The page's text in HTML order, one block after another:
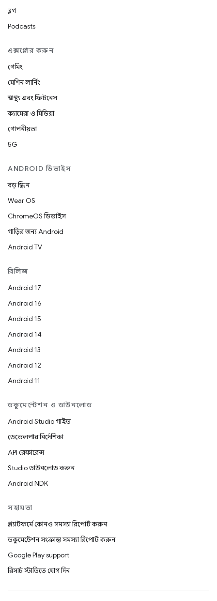
ব্লগ
Podcasts
এক্সপ্লোর করুন
গেমিং
মেশিন লার্নিং
স্বাস্থ্য এবং ফিটনেস
ক্যামেরা ও মিডিয়া
গোপনীয়তা
5G
ANDROID ডিভাইস
বড় স্ক্রিন
Wear OS
ChromeOS ডিভাইস
গাড়ির জন্য Android
Android TV
রিলিজ
Android 17
Android 16
Android 15
Android 14
Android 13
Android 12
Android 11
ডকুমেন্টেশন ও ডাউনলোড
Android Studio গাইড
ডেভেলপার নির্দেশিকা
API রেফারেন্স
Studio ডাউনলোড করুন
Android NDK
সহায়তা
প্ল্যাটফর্মে কোনও সমস্যা রিপোর্ট করুন
ডকুমেন্টেশন সংক্রান্ত সমস্যা রিপোর্ট করুন
Google Play support
রিসার্চ স্টাডিতে যোগ দিন